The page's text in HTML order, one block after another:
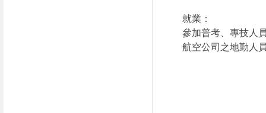
就業：
參加普考、專技人
航空公司之地勤人